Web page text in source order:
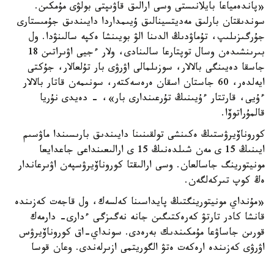
«پاندەمياعا بايلانىستى وسى ارالىق قاۋىپتى بولۋى مۇمكىن.
سوندىقتان بارلىق مەديتسينالىق ۇيىمداردا دايىندىق جۇمىستارى
جۇرگىزىلىپ، تۇماۋدىڭ الدىنا الۋ بويىنشا ەكپە سالىنۋدا. ول
بىرىنشىدەن وسال توپتارعا سالىنادى، ولار ءجيى اۋىراتىن 18
جاسقا دەيىنگى بالالار، سوزىلمالى اۋرۋى بار تۇلعالار، جۇكتى
ايەلدەر، 60 جاستان اسقان ەرەسەكتەر، سونىمەن قاتار بالالار
ءۇيى، قارتتار ءۇيىنىڭ تۇرعىندارى بار»، - دەيدى نۇريا
قالمۇراتوۆا.
كوروناۆيرۋستىڭ ەكىنشى تولقىنىنا دايىندىق بارىسىندا ماۋسىم
ايىنىڭ 15 ى مەن شىلدەنىڭ 15 ى ارالىعىنداعى جاعدايعا
مونيتورينگ جاسالعان. وسى ارالىقتا كوروناۆيرۋسپەن اۋىرعاندار
ەڭ كوپ تىركەلگەن.
«مۇنداي مونيتورينگتىڭ پايداسىنا كەلسەك، ول قاجەت كەزىندە
قانشا كادر تارتۋ كەرەكتىگىن جانە نەگىزگى ءدارى- دارمەك
قورىن جاساۋعا مۇمكىندىك بەرەدى. سونداي-اق كوروناۆيرۋس
اۋرۋى كەزىندە ارەكەت ەتۋ الگوريتمى ازىرلەندى. وعان قوسا